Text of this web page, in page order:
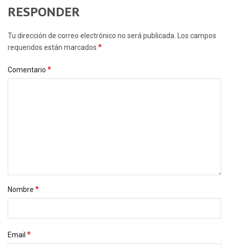
RESPONDER
Tu dirección de correo electrónico no será publicada. Los campos
requeridos están marcados *
Comentario *
Nombre *
Email *